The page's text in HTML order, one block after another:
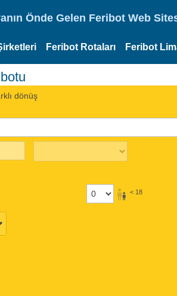
Önde Gelen Feribot Web
Feribot Rotaları Feribot
dönüş
< 18